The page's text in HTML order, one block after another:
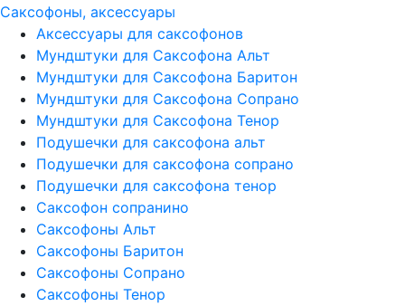
Саксофоны, аксессуары
Аксессуары для саксофонов
Мундштуки для Саксофона Альт
Мундштуки для Саксофона Баритон
Мундштуки для Саксофона Сопрано
Мундштуки для Саксофона Тенор
Подушечки для саксофона альт
Подушечки для саксофона сопрано
Подушечки для саксофона тенор
Саксофон сопранино
Саксофоны Альт
Саксофоны Баритон
Саксофоны Сопрано
Саксофоны Тенор